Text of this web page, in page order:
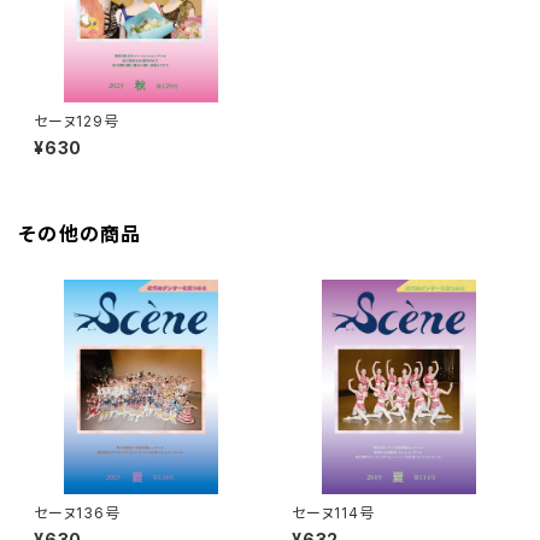
セーヌ129号
¥630
その他の商品
セーヌ136号 セーヌ114号